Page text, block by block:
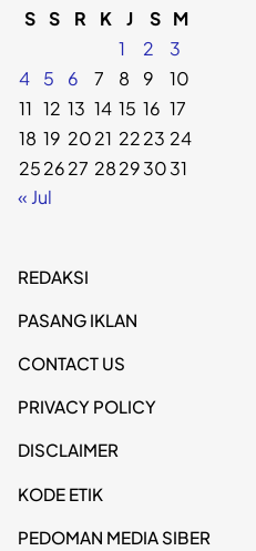
S S R K J S M
1
2
3
4
5 6 7 8 9
10
11 12 13 14 15 16 17
18 19 2021 2223 24
252627 28293031
« Jul
REDAKSI
PASANG IKLAN
CONTACT US
PRIVACY POLICY
DISCLAIMER
KODE ETIK
PEDOMAN MEDIA SIBER